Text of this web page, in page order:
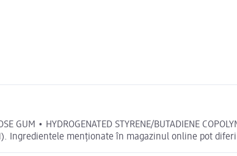
GUM • HYDROGENATED STYRENE/BUTADIENE
1). Ingredientele menționate în magazinul online pot